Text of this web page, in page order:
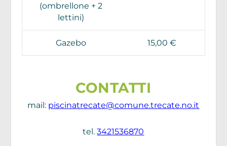
(ombrellone + 2
lettini)
Gazebo 15,00 €
CONTATTI
mail: piscinatrecate@comune.trecate.no.it
tel.3421536870